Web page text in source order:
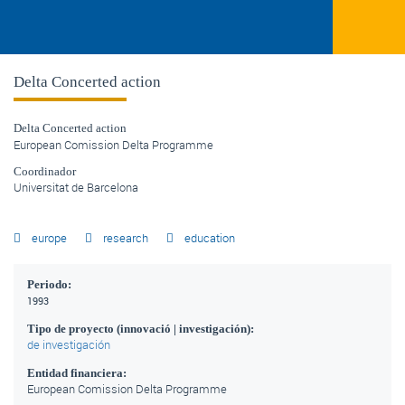
Delta Concerted action
Delta Concerted action
European Comission Delta Programme
Coordinador
Universitat de Barcelona
europe research education
Periodo:
1993
Tipo de proyecto (innovació | investigación):
de investigación
Entidad financiera:
European Comission Delta Programme